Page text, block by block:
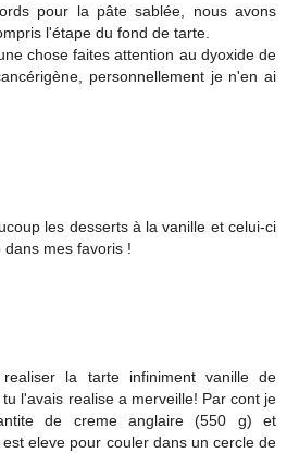
pour la pâte sablée, nous avons
l'étape du fond de tarte.
chose faites attention au dyoxide de
personnellement je n'en ai
les desserts à la vanille et celui-ci
mes favoris !
realiser la tarte infiniment vanille de
l'avais realise a merveille! Par cont je
de creme anglaire (550 g) et
eleve pour couler dans un cercle de